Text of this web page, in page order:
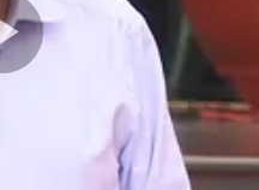
Play
Video